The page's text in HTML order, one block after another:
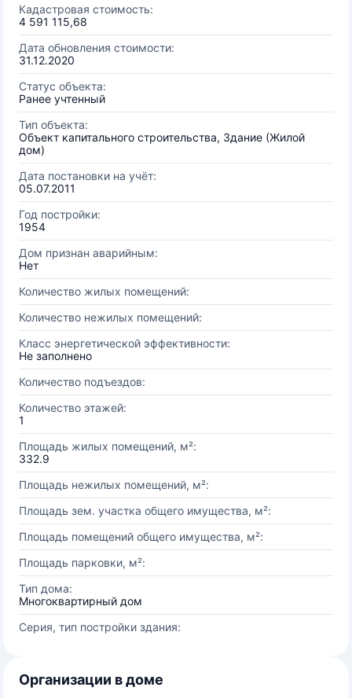
Кадастровая стоимость:
4 591 115,68
Дата обновления стоимости:
31.12.2020
Статус объекта:
Ранее учтенный
Тип объекта:
Объект капитального строительства, Здание (Жилой
дом)
Дата постановки на учёт:
05.07.2011
Год постройки:
1954
Дом признан аварийным:
Нет
Количество жилых помещений:
Количество нежилых помещений:
Класс энергетической эффективности:
Не заполнено
Количество подъездов:
Количество этажей:
1
Площадь жилых помещений, м²:
332.9
Площадь нежилых помещений, м²:
Площадь зем. участка общего имущества, м²:
Площадь помещений общего имущества, м²:
Площадь парковки, м²:
Тип дома:
Многоквартирный дом
Серия, тип постройки здания:
Организации в доме